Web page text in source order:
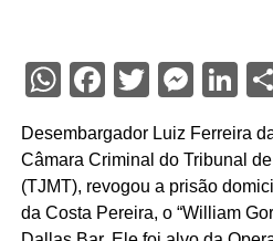
WhatsApp
Facebook
Twitter
Desembargador Luiz Ferreira
Câmara Criminal do Tribunal
(TJMT), revogou a prisão
da Costa Pereira, o “William